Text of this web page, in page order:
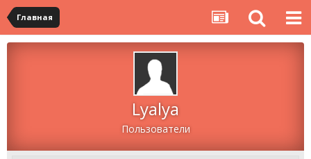
Главная
Lyalya
Пользователи